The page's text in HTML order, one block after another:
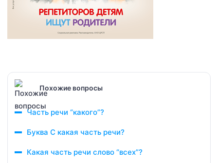
Похожие вопросы
Часть речи “какого”?
Буква С какая часть речи?
Какая часть речи слово “всех”?